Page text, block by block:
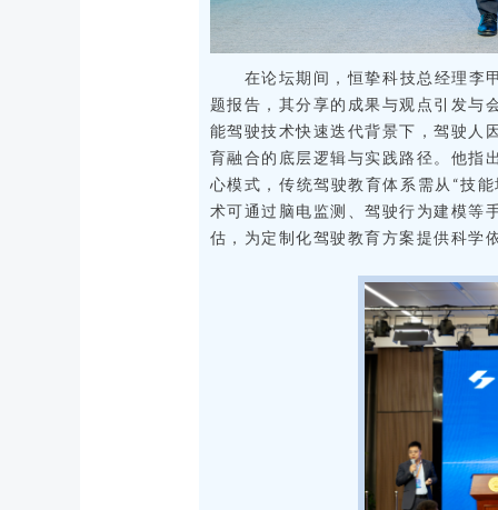
在论坛期间，恒挚科技总经理李
题报告，其分享的成果与观点引发与
能驾驶技术快速迭代背景下，驾驶人
育融合的底层逻辑与实践路径。他指
心模式，传统驾驶教育体系需从“技
术可通过脑电监测、驾驶行为建模等
估，为定制化驾驶教育方案提供科学